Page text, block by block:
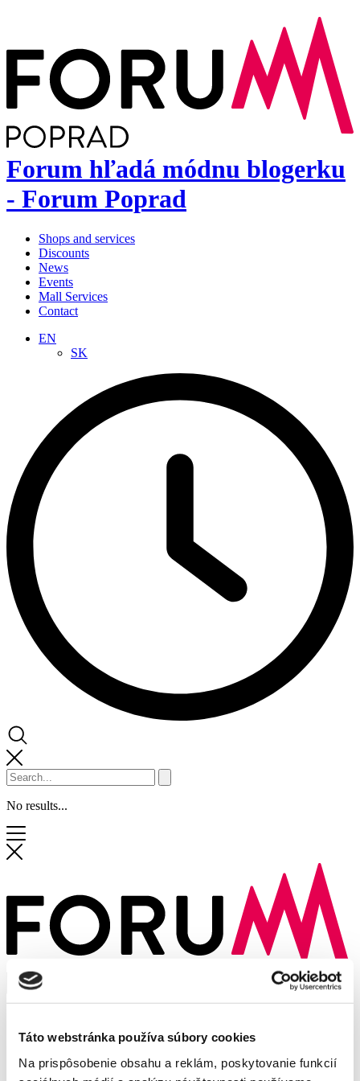
Táto webstránka používa súbory cookies
Na prispôsobenie obsahu a reklám, poskytovanie funkcií
Forum hľadá módnu blogerku
- Forum Poprad
Shops and services
Discounts
News
Events
Mall Services
Contact
EN
SK
No results...
Discounts
News
Events
Mall Services